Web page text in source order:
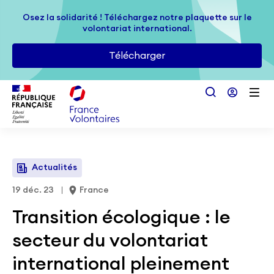
Passer au contenu principal
Osez la solidarité ! Téléchargez notre plaquette sur le
volontariat international.
Télécharger
Osez la solidarité ! Téléchargez notre plaquette sur le
volontariat international.
Télécharger
Actualités
19 déc. 23 France
Transition écologique : le
secteur du volontariat
international pleinement